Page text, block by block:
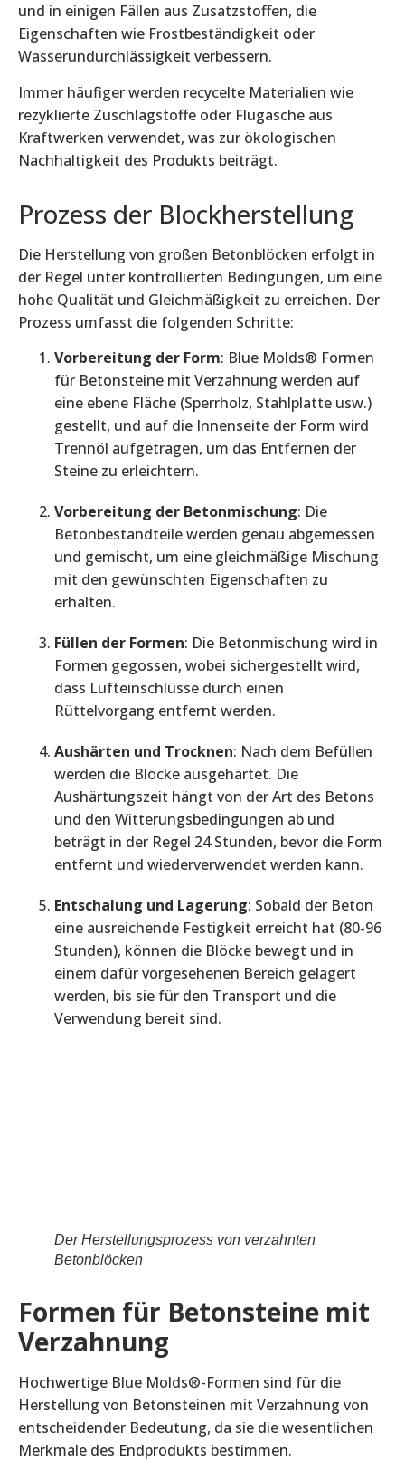
und in einigen Fällen aus Zusatzstoffen, die
Eigenschaften wie Frostbeständigkeit oder
Wasserundurchlässigkeit verbessern.
Immer häufiger werden recycelte Materialien wie
rezyklierte Zuschlagstoffe oder Flugasche aus
Kraftwerken verwendet, was zur ökologischen
Nachhaltigkeit des Produkts beiträgt.
Prozess der Blockherstellung
Die Herstellung von großen Betonblöcken erfolgt in
der Regel unter kontrollierten Bedingungen, um eine
hohe Qualität und Gleichmäßigkeit zu erreichen. Der
Prozess umfasst die folgenden Schritte:
Vorbereitung der Form: Blue Molds® Formen
für Betonsteine mit Verzahnung werden auf
eine ebene Fläche (Sperrholz, Stahlplatte usw.)
gestellt, und auf die Innenseite der Form wird
Trennöl aufgetragen, um das Entfernen der
Steine zu erleichtern.
Vorbereitung der Betonmischung: Die
Betonbestandteile werden genau abgemessen
und gemischt, um eine gleichmäßige Mischung
mit den gewünschten Eigenschaften zu
erhalten.
Füllen der Formen: Die Betonmischung wird in
Formen gegossen, wobei sichergestellt wird,
dass Lufteinschlüsse durch einen
Rüttelvorgang entfernt werden.
Aushärten und Trocknen: Nach dem Befüllen
werden die Blöcke ausgehärtet. Die
Aushärtungszeit hängt von der Art des Betons
und den Witterungsbedingungen ab und
beträgt in der Regel 24 Stunden, bevor die Form
entfernt und wiederverwendet werden kann.
Entschalung und Lagerung: Sobald der Beton
eine ausreichende Festigkeit erreicht hat (80-96
Stunden), können die Blöcke bewegt und in
einem dafür vorgesehenen Bereich gelagert
werden, bis sie für den Transport und die
Verwendung bereit sind.
Der Herstellungsprozess von verzahnten
Betonblöcken
Formen für Betonsteine mit
Verzahnung
Hochwertige Blue Molds®-Formen sind für die
Herstellung von Betonsteinen mit Verzahnung von
entscheidender Bedeutung, da sie die wesentlichen
Merkmale des Endprodukts bestimmen.